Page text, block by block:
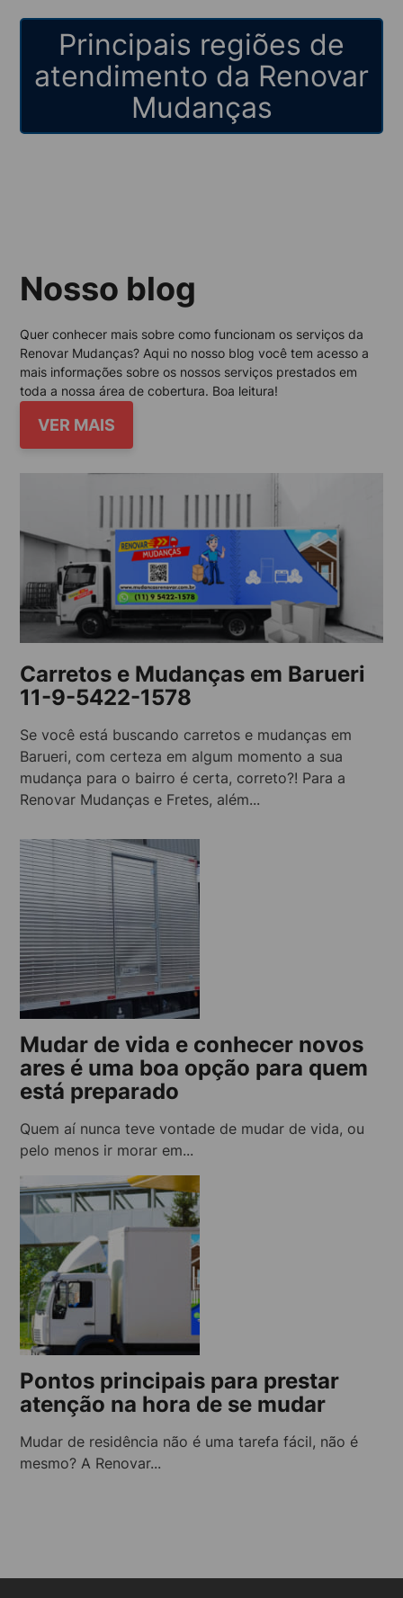
Principais regiões de
atendimento da Renovar
Mudanças
Nosso blog
Quer conhecer mais sobre como funcionam os serviços da
Renovar Mudanças? Aqui no nosso blog você tem acesso a
mais informações sobre os nossos serviços prestados em
toda a nossa área de cobertura. Boa leitura!
VER MAIS
Carretos e Mudanças em Barueri
11-9-5422-1578
Se você está buscando carretos e mudanças em
Barueri, com certeza em algum momento a sua
mudança para o bairro é certa, correto?! Para a
Renovar Mudanças e Fretes, além...
Mudar de vida e conhecer novos
ares é uma boa opção para quem
está preparado
Quem aí nunca teve vontade de mudar de vida, ou
pelo menos ir morar em...
Pontos principais para prestar
atenção na hora de se mudar
Mudar de residência não é uma tarefa fácil, não é
mesmo? A Renovar...